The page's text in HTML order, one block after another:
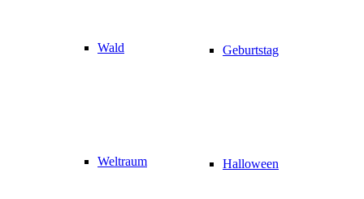
Wald
Weltraum
Geburtstag
Halloween